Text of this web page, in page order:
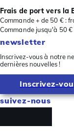
Frais de port vers la
Commande + de 50 € :
Commande jusqu'à 50 €
newsletter
Inscrivez-vous à notre
dernières nouvelles !
Inscrivez-
suivez-nous